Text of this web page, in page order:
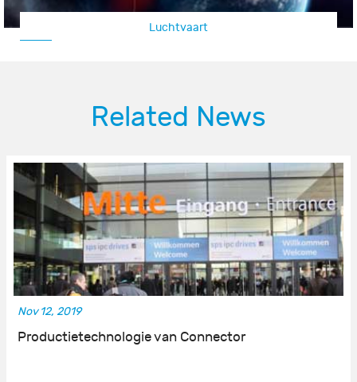
Luchtvaart
Related News
Nov 12, 2019
Productietechnologie van Connector